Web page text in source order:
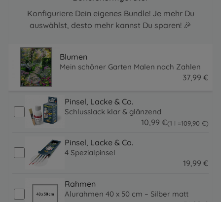
Konfiguriere Dein eigenes Bundle! Je mehr Du
auswählst, desto mehr kannst Du sparen! 🎉
Blumen
Mein schöner Garten Malen nach Zahlen
37,99 €
Pinsel, Lacke & Co.
Schlusslack klar & glänzend
10 99 €(1 l =109 90 €
109.9 EUR )
Pinsel, Lacke & Co.
4 Spezialpinsel
19,99 €
Rahmen
Alurahmen 40 x 50 cm – Silber matt